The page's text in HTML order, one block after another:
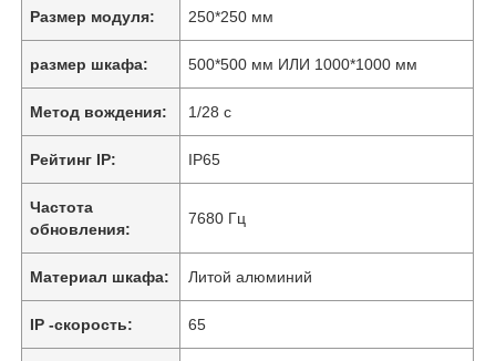
Размер модуля: 250*250 мм
размер шкафа: 500*500 мм ИЛИ 1000*1000 мм
Метод вождения: 1/28 с
Рейтинг IP: IP65
Частота
обновления:
7680 Гц
Материал шкафа: Литой алюминий
IP -скорость: 65